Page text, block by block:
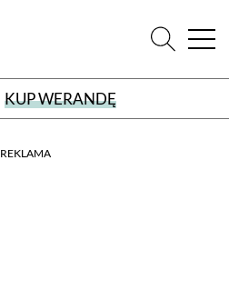
KUP WERANDĘ
REKLAMA